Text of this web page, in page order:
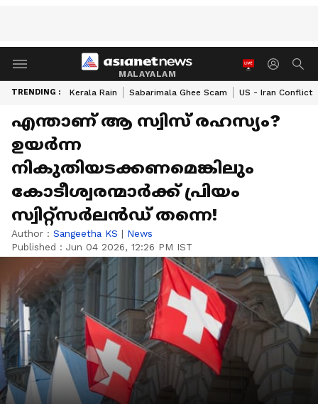
MALAYALAM
TRENDING : Kerala Rain Sabarimala Ghee Scam US - Iran Conflict
എന്താണ് ആ സ്വിസ് രഹസ്യം?
ഉയര്‍ന്ന
നികുതിയടക്കണമെങ്കിലും
കോടീശ്വരന്മാര്‍ക്ക് പ്രിയം
സ്വിറ്റ്സര്‍ലന്‍ഡ് തന്നെ!
Author : Sangeetha KS | News
Published : Jun 04 2026, 12:26 PM IST